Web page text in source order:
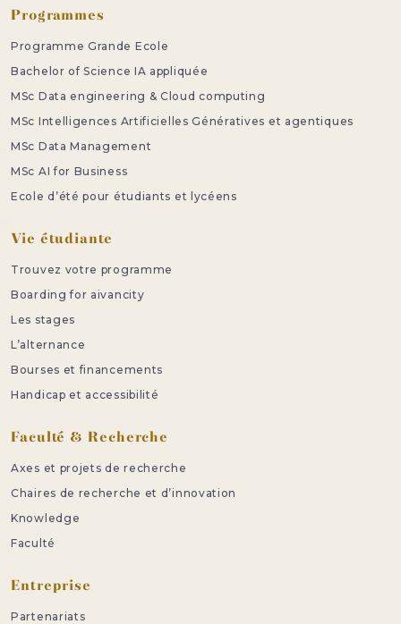
Programmes
Programme Grande Ecole
Bachelor of Science IA appliquée
MSc Data engineering & Cloud computing
MSc Intelligences Artificielles Génératives et agentiques
MSc Data Management
MSc AI for Business
Ecole d’été pour étudiants et lycéens
Vie étudiante
Trouvez votre programme
Boarding for aivancity
Les stages
L’alternance
Bourses et financements
Handicap et accessibilité
Faculté & Recherche
Axes et projets de recherche
Chaires de recherche et d’innovation
Knowledge
Faculté
Entreprise
Partenariats